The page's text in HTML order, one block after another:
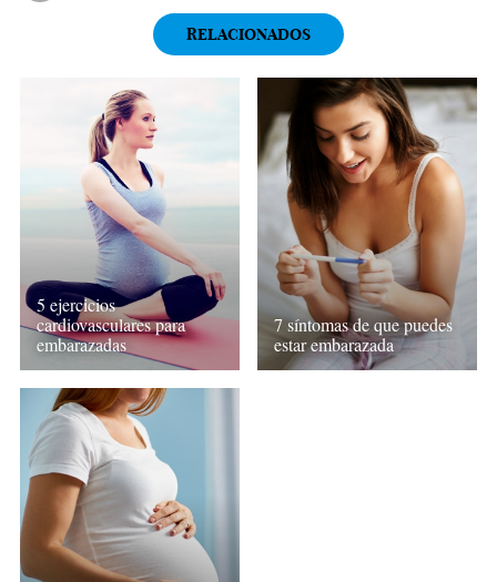
RELACIONADOS
5 ejercicios
cardiovasculares para
embarazadas
7 síntomas de que puedes
estar embarazada